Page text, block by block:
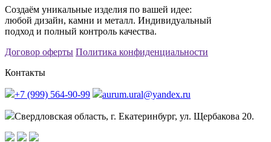
Создаём уникальные изделия по вашей идее:
любой дизайн, камни и металл. Индивидуальный
подход и полный контроль качества.
Договор оферты Политика конфиденциальности
Контакты
+7 (999) 564-90-99 aurum.ural@yandex.ru
Свердловская область, г. Екатеринбург, ул. Щербакова 20.